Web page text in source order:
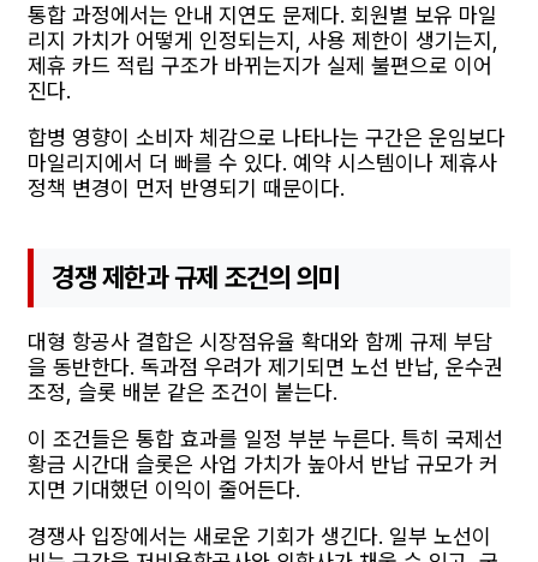
통합 과정에서는 안내 지연도 문제다. 회원별 보유 마일
리지 가치가 어떻게 인정되는지, 사용 제한이 생기는지,
제휴 카드 적립 구조가 바뀌는지가 실제 불편으로 이어
진다.
합병 영향이 소비자 체감으로 나타나는 구간은 운임보다
마일리지에서 더 빠를 수 있다. 예약 시스템이나 제휴사
정책 변경이 먼저 반영되기 때문이다.
경쟁 제한과 규제 조건의 의미
대형 항공사 결합은 시장점유율 확대와 함께 규제 부담
을 동반한다. 독과점 우려가 제기되면 노선 반납, 운수권
조정, 슬롯 배분 같은 조건이 붙는다.
이 조건들은 통합 효과를 일정 부분 누른다. 특히 국제선
황금 시간대 슬롯은 사업 가치가 높아서 반납 규모가 커
지면 기대했던 이익이 줄어든다.
경쟁사 입장에서는 새로운 기회가 생긴다. 일부 노선이